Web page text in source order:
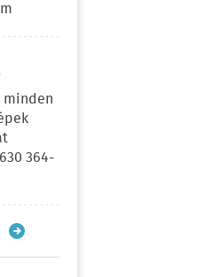
minden
364-